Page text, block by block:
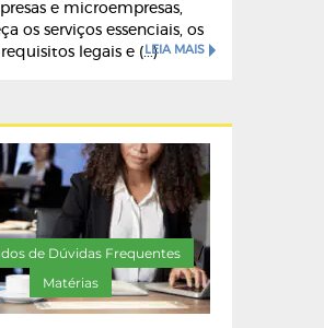
e microempresas,
os serviços essenciais, os
requisitos legais e (...)LEIA MAIS
de Dúvidas Frequentes /
Matérias